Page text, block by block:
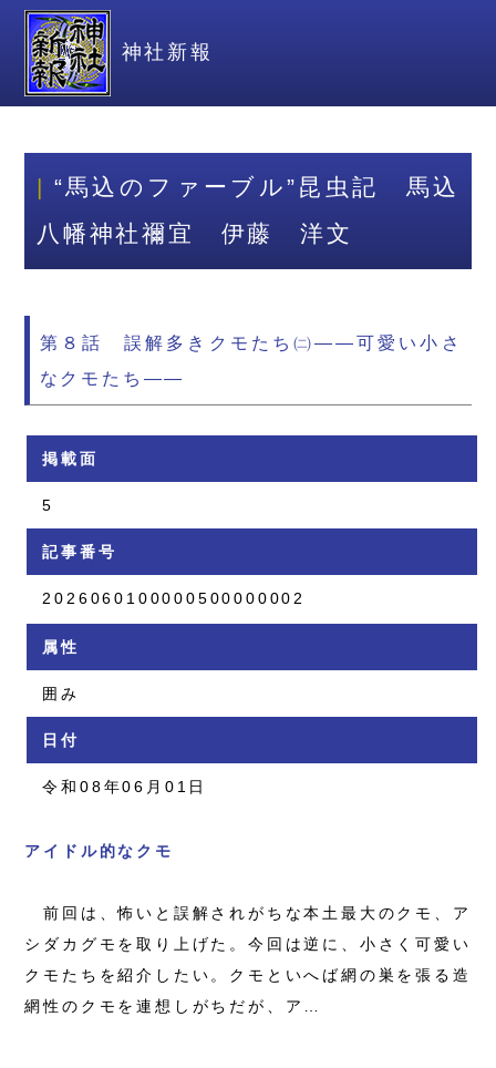
神社新報
“馬込のファーブル”昆虫記 馬込
八幡神社禰宜 伊藤 洋文
第８話 誤解多きクモたち㈡――可愛い小さ
なクモたち――
掲載面
5
記事番号
2026060100000500000002
属性
囲み
日付
令和08年06月01日
アイドル的なクモ
前回は、怖いと誤解されがちな本土最大のクモ、ア
シダカグモを取り上げた。今回は逆に、小さく可愛い
クモたちを紹介したい。クモといへば網の巣を張る造
網性のクモを連想しがちだが、ア…